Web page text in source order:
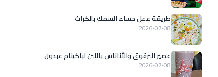
طريقة عمل حساء السمك بالكراث
2026-07-08
عصير البرقوق والأناناس باللبن لباكينام عبدون
2026-07-08